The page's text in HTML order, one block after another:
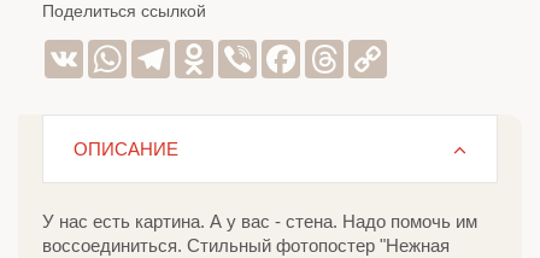
Поделиться ссылкой
VK WhatsAppTelegramOdnoklassniki
Viber Facebook
Threads
ОПИСАНИЕ
У нас есть картина. А у вас - стена. Надо помочь им
воссоединиться. Стильный фотопостер "Нежная